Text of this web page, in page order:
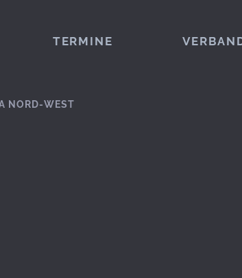
TERMINE
NORD-WEST